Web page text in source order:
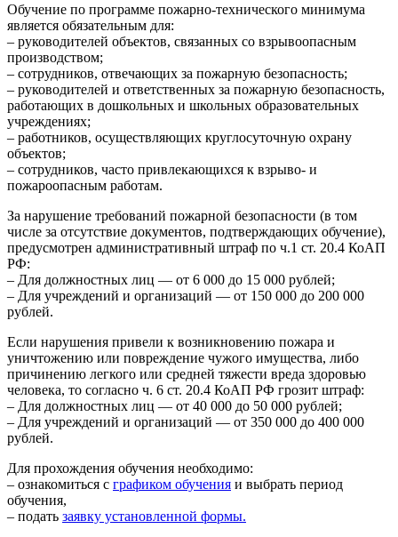
Обучение по программе пожарно-технического минимума
является обязательным для:
– руководителей объектов, связанных со взрывоопасным
производством;
– сотрудников, отвечающих за пожарную безопасность;
– руководителей и ответственных за пожарную безопасность,
работающих в дошкольных и школьных образовательных
учреждениях;
– работников, осуществляющих круглосуточную охрану
объектов;
– сотрудников, часто привлекающихся к взрыво- и
пожароопасным работам.
За нарушение требований пожарной безопасности (в том
числе за отсутствие документов, подтверждающих обучение),
предусмотрен административный штраф по ч.1 ст. 20.4 КоАП
РФ:
– Для должностных лиц — от 6 000 до 15 000 рублей;
– Для учреждений и организаций — от 150 000 до 200 000
рублей.
Если нарушения привели к возникновению пожара и
уничтожению или повреждение чужого имущества, либо
причинению легкого или средней тяжести вреда здоровью
человека, то согласно ч. 6 ст. 20.4 КоАП РФ грозит штраф:
– Для должностных лиц — от 40 000 до 50 000 рублей;
– Для учреждений и организаций — от 350 000 до 400 000
рублей.
Для прохождения обучения необходимо:
– ознакомиться с графиком обучения и выбрать период
обучения,
– подать заявку установленной формы.